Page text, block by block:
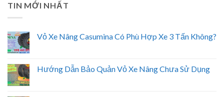
TIN MỚI NHẤT
Vỏ Xe Nâng Casumina Có Phù Hợp Xe 3 Tấn Không?
Hướng Dẫn Bảo Quản Vỏ Xe Nâng Chưa Sử Dụng